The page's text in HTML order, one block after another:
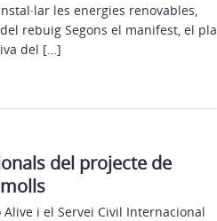
les energies renovables,
rebuig Segons el manifest, el pla
del […]
del projecte de
Alive i el Servei Civil Internacional